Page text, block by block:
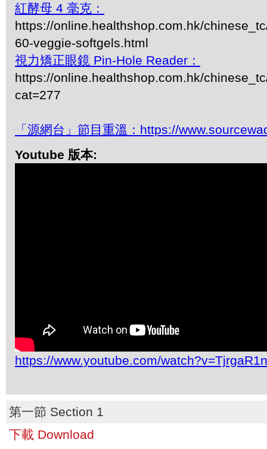
紅酵母 4 毫克：
https://online.healthshop.com.hk/
60-veggie-softgels.html
視力矯正眼鏡 Pin-Hole Reader：
https://online.healthshop.com.hk/
cat=277
「源網台」節目重溫：https://
Youtube 版本:
https://www.youtube.com/
第一節 Section 1
下載 Download